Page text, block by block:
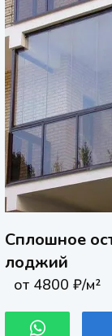
Сплошное
лоджий
от 4800 ₽/м²